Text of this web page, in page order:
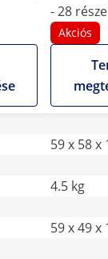
- 28
heveder -
anyarács
Akciós
59 x 58 x
4.5 kg
59 x 49 x